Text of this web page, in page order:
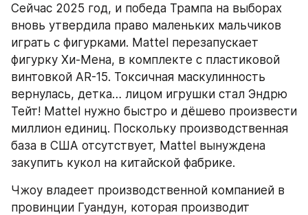
Сейчас 2025 год, и победа Трампа на выборах
вновь утвердила право маленьких мальчиков
играть с фигурками. Mattel перезапускает
фигурку Хи-Мена, в комплекте с пластиковой
винтовкой AR-15. Токсичная маскулинность
вернулась, детка… лицом игрушки стал Эндрю
Тейт! Mattel нужно быстро и дёшево произвести
миллион единиц. Поскольку производственная
база в США отсутствует, Mattel вынуждена
закупить кукол на китайской фабрике.
Чжоу владеет производственной компанией в
провинции Гуандун, которая производит